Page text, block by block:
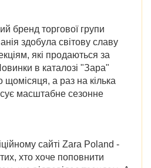
бренд торгової групи
здобула світову славу
які продаються за
в каталозі "Зара"
а раз на кілька
масштабне сезонне
сайті Zara Poland -
хто хоче поповнити